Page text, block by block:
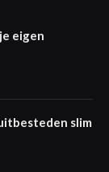
eigen
slim